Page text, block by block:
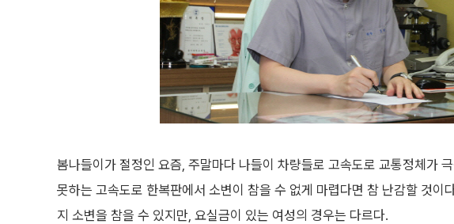
봄나들이가 절정인 요즘, 주말마다 나들이 차량들로 고속도로 교통정체가
못하는 고속도로 한복판에서 소변이 참을 수 없게 마렵다면 참 난감할 것이
지 소변을 참을 수 있지만, 요실금이 있는 여성의 경우는 다르다.